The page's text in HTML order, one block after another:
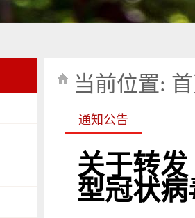
当前位置:
通知公告
关于转
型冠状